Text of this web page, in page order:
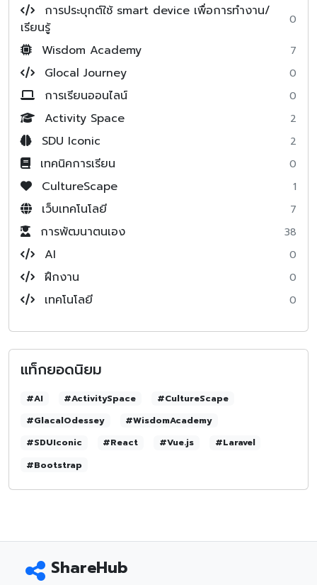
การประบุกต์ใช้ smart device เพื่อการทำงาน/
เรียนรู้
0
Wisdom Academy 7
Glocal Journey 0
การเรียนออนไลน์ 0
Activity Space 2
SDU Iconic 2
เทคนิคการเรียน 0
CultureScape 1
เว็บเทคโนโลยี 7
การพัฒนาตนเอง 38
AI 0
ฝึกงาน 0
เทคโนโลยี 0
แท็กยอดนิยม
#AI #ActivitySpace
#CultureScape
#GlacalOdessey
#WisdomAcademy
#SDUIconic
#React #Vue.js
#Laravel
#Bootstrap
ShareHub